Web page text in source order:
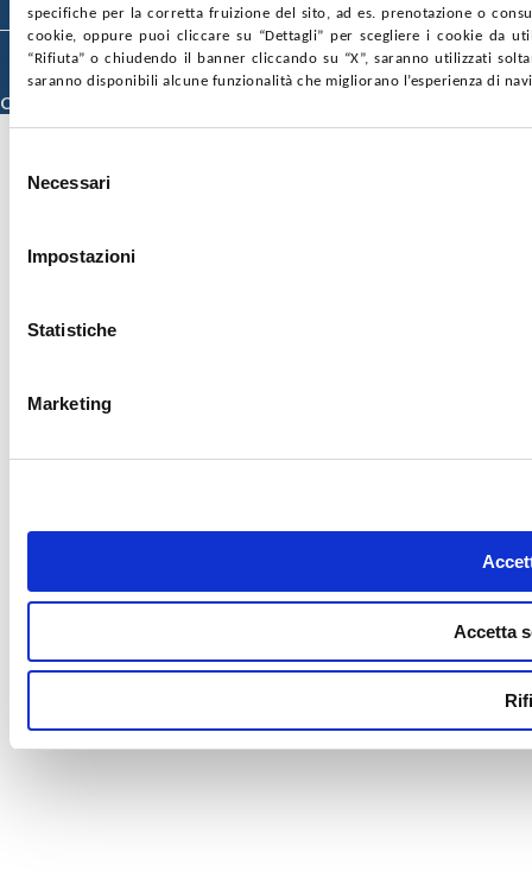
specifiche per la corretta fruizione del sito, ad es. prenotazione o
cookie, oppure puoi cliccare su “Dettagli” per scegliere i cookie da
“Rifiuta” o chiudendo il banner cliccando su “X”, saranno utilizzati
saranno disponibili alcune funzionalità che migliorano l’esperienza di
delNecessari
Impostazioni
Statistiche
Marketing
Accetta
© 2026 ISMETT (Istituto Mediterraneo per i Trapianti e Terapie ad Alta
Specializzazione)
Credits